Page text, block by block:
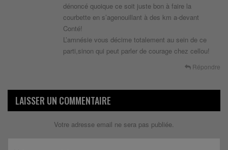
dénoncé quoique ce soit juste bon à faire la
courbette en s’agenouillant à des km a-devant
Conté!
L’amnésie vous décime totalement au sein de ce
parti,sinon qui peut parler de courage chez cellou!
Répondre
LAISSER UN COMMENTAIRE
Votre adresse email ne sera pas publiée.